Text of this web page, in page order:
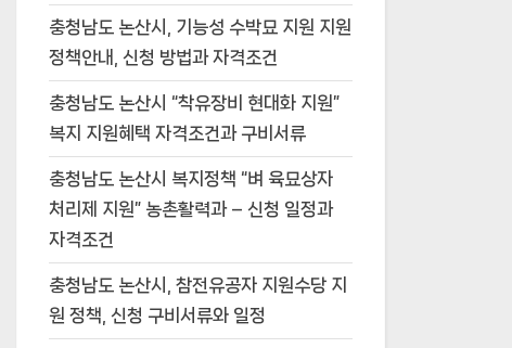
충청남도 논산시, 기능성 수박묘 지원 지원
정책안내, 신청 방법과 자격조건
충청남도 논산시 “착유장비 현대화 지원”
복지 지원혜택 자격조건과 구비서류
충청남도 논산시 복지정책 “벼 육묘상자
처리제 지원” 농촌활력과 – 신청 일정과
자격조건
충청남도 논산시, 참전유공자 지원수당 지
원 정책, 신청 구비서류와 일정